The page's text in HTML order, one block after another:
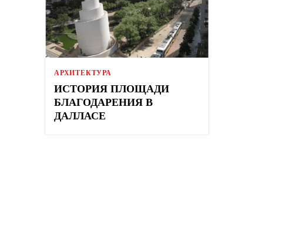
АРХИТЕКТУРА
ИСТОРИЯ ПЛОЩАДИ
БЛАГОДАРЕНИЯ В
ДАЛЛАСЕ